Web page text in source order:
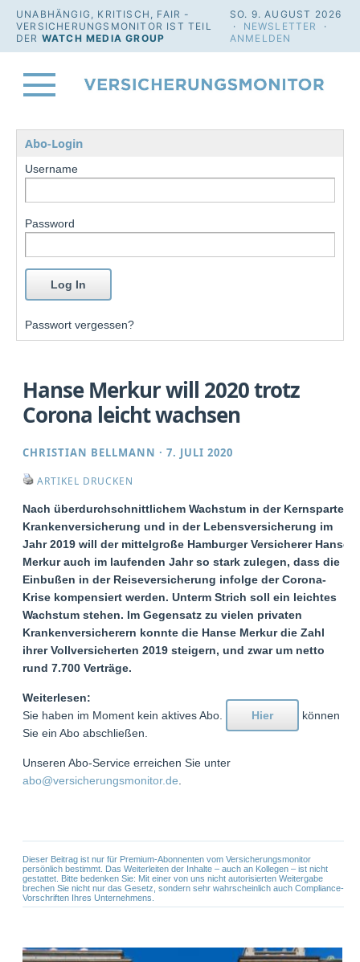
UNABHÄNGIG, KRITISCH, FAIR -
VERSICHERUNGSMONITOR IST TEIL
DER WATCH MEDIA GROUP
SO. 9. AUGUST 2026
· NEWSLETTER
·
ANMELDEN
Abo-Login
Username
Password
Passwort vergessen?
Hanse Merkur will 2020 trotz
Corona leicht wachsen
CHRISTIAN BELLMANN ·7. JULI 2020
ARTIKEL DRUCKEN
Nach überdurchschnittlichem Wachstum in der Kernsparte
Krankenversicherung und in der Lebensversicherung im
Jahr 2019 will der mittelgroße Hamburger Versicherer Hanse
Merkur auch im laufenden Jahr so stark zulegen, dass die
Einbußen in der Reiseversicherung infolge der Corona-
Krise kompensiert werden. Unterm Strich soll ein leichtes
Wachstum stehen. Im Gegensatz zu vielen privaten
Krankenversicherern konnte die Hanse Merkur die Zahl
ihrer Vollversicherten 2019 steigern, und zwar um netto
rund 7.700 Verträge.
Weiterlesen:
Sie haben im Moment kein aktives Abo.
Hier
können
Sie ein Abo abschließen.
Unseren Abo-Service erreichen Sie unter
abo@versicherungsmonitor.de
Dieser Beitrag ist nur für Premium-Abonnenten vom Versicherungsmonitor
persönlich bestimmt. Das Weiterleiten der Inhalte – auch an Kollegen – ist nicht
gestattet. Bitte bedenken Sie: Mit einer von uns nicht autorisierten Weitergabe
brechen Sie nicht nur das Gesetz, sondern sehr wahrscheinlich auch Compliance-
Vorschriften Ihres Unternehmens.